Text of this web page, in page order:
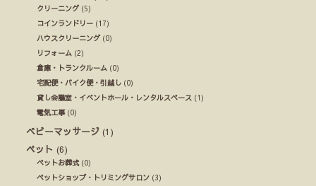
クリーニング(5)
コインランドリー (17)
ハウスクリーニング(0)
リフォーム (2)
倉庫・トランクルーム (0)
宅配便・バイク便・引越し (0)
貸し会議室・イベントホール・レンタルスペース (1)
電気工事(0)
ベビーマッサージ (1)
ペット (6)
ペットお葬式(0)
ペットショップ・トリミングサロン (3)